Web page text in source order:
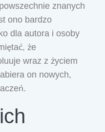
znanych
ono bardzo
dla autora i osoby
że
wraz z życiem
on nowych,